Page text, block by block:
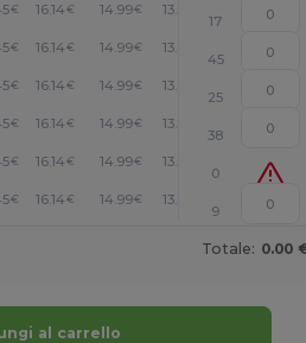
€ 16.14€ 14.99€ 13.83
17
€ 16.14€ 14.99€ 13.83 +
45
€ 16.14€ 14.99€ 13.83
25
€ 16.14€ 14.99€ 13.83
38
€ 16.14€ 14.99€ 13.83
0
€ 16.14€ 14.99€ 13.83
9
Totale: 0.00
al carrello